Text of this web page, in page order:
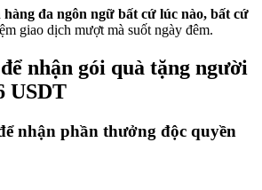
đa ngôn ngữ bất cứ lúc nào, bất cứ
giao dịch mượt mà suốt ngày đêm.
nhận gói quà tặng người
USDT
nhận phần thưởng độc quyền